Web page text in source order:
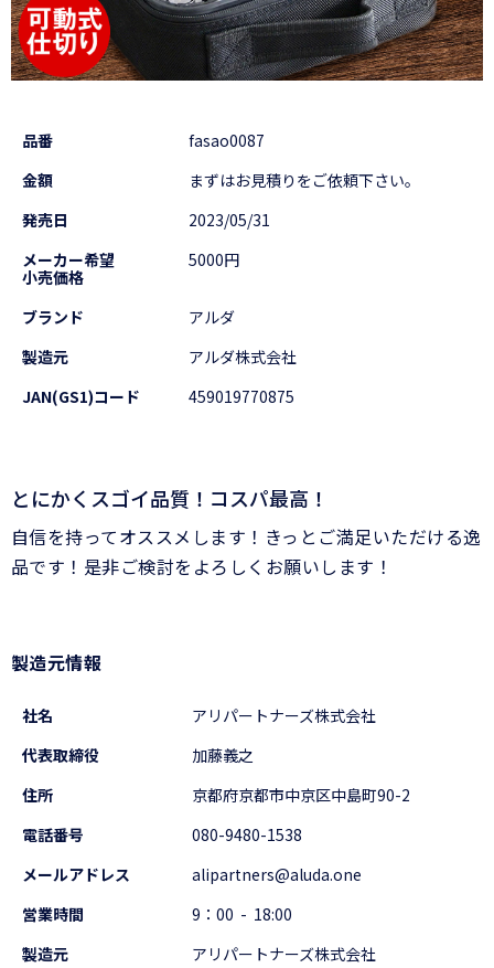
品番
fasao0087
金額
まずはお見積りをご依頼下さい。
発売日
2023/05/31
メーカー希望
小売価格
5000円
ブランド
アルダ
製造元
アルダ株式会社
JAN(GS1)コード
459019770875
とにかくスゴイ品質！コスパ最高！
自信を持ってオススメします！きっとご満足いただける逸
品です！是非ご検討をよろしくお願いします！
製造元情報
社名
アリパートナーズ株式会社
代表取締役
加藤義之
住所
京都府京都市中京区中島町90-2
電話番号
080-9480-1538
メールアドレス
alipartners@aluda.one
営業時間
9：00 - 18:00
製造元
アリパートナーズ株式会社